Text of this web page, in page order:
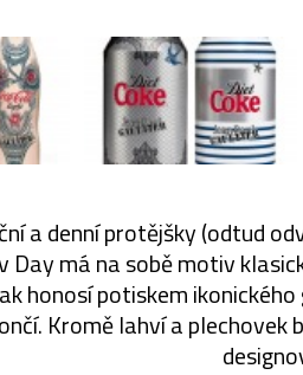
a denní protějšky (odtud
Day má na sobě motiv
honosí potiskem
Kromě lahví a